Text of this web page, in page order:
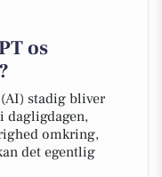
os
stadig bliver
dagligdagen,
omkring,
det egentlig